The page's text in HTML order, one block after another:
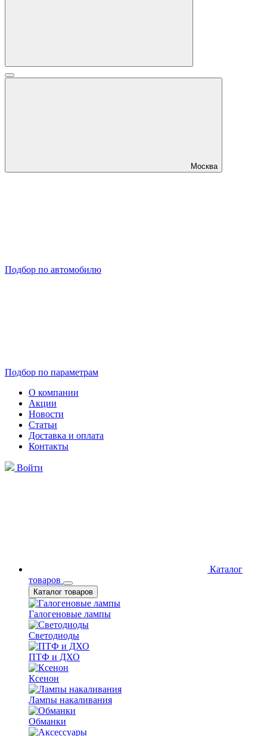
Москва
Подбор по автомобилю
Подбор по параметрам
О компании
Акции
Новости
Статьи
Доставка и оплата
Контакты
Войти
Каталог
товаров
Каталог товаров
Галогеновые лампы
Светодиоды
ПТФ и ДХО
Ксенон
Лампы накаливания
Обманки